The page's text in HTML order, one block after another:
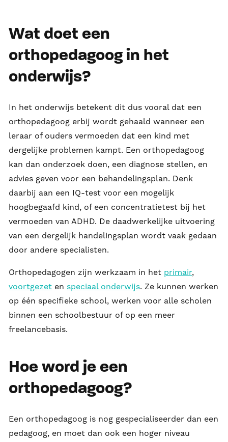
Wat doet een
orthopedagoog in het
onderwijs?
In het onderwijs betekent dit dus vooral dat een
orthopedagoog erbij wordt gehaald wanneer een
leraar of ouders vermoeden dat een kind met
dergelijke problemen kampt. Een orthopedagoog
kan dan onderzoek doen, een diagnose stellen, en
advies geven voor een behandelingsplan. Denk
daarbij aan een IQ-test voor een mogelijk
hoogbegaafd kind, of een concentratietest bij het
vermoeden van ADHD. De daadwerkelijke uitvoering
van een dergelijk handelingsplan wordt vaak gedaan
door andere specialisten.
Orthopedagogen zijn werkzaam in het primair,
voortgezet en speciaal onderwijs. Ze kunnen werken
op één specifieke school, werken voor alle scholen
binnen een schoolbestuur of op een meer
freelancebasis.
Hoe word je een
orthopedagoog?
Een orthopedagoog is nog gespecialiseerder dan een
pedagoog, en moet dan ook een hoger niveau